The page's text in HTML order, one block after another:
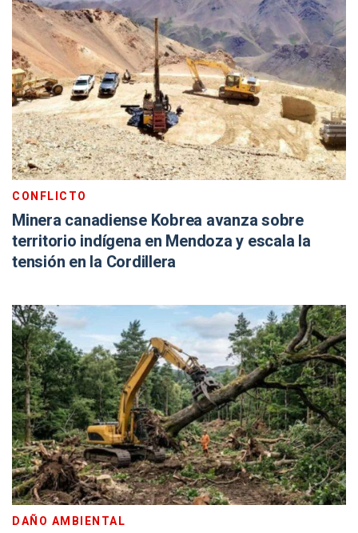
CONFLICTO
Minera canadiense Kobrea avanza sobre
territorio indígena en Mendoza y escala la
tensión en la Cordillera
DAÑO AMBIENTAL